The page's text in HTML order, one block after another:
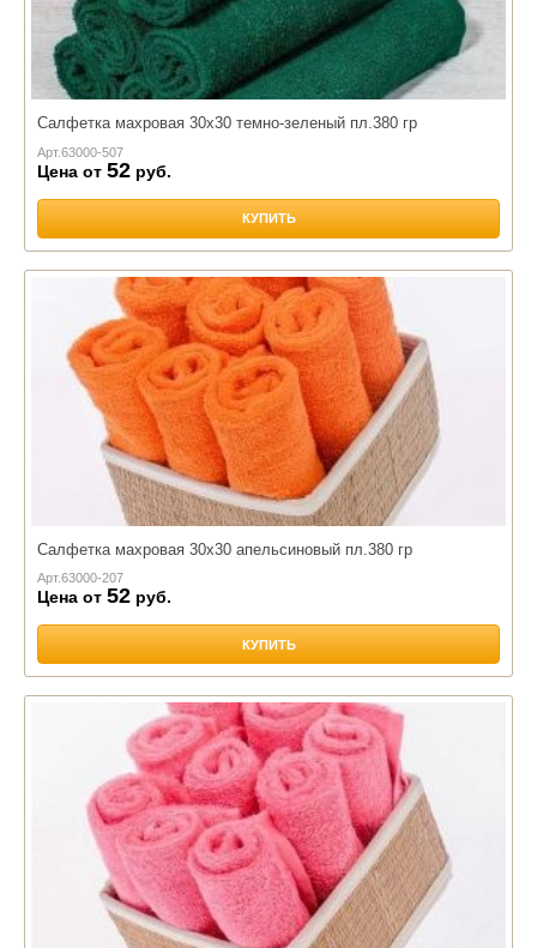
Салфетка махровая 30х30 темно-зеленый пл.380 гр
Арт.63000-507
Цена от 52 руб.
КУПИТЬ
Салфетка махровая 30х30 апельсиновый пл.380 гр
Арт.63000-207
Цена от 52 руб.
КУПИТЬ